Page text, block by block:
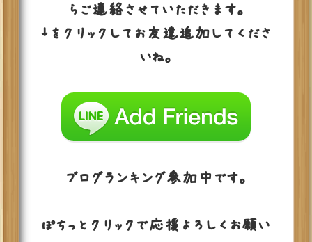
らご連絡させていただきます。
↓をクリックしてお友達追加してくださ
いね。
ブログランキング参加中です。
ぽちっとクリックで応援よろしくお願い